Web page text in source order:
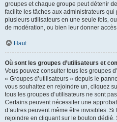
groupes et chaque groupe peut détenir
facilite les tâches aux administrateurs
plusieurs utilisateurs en une seule fois,
de modération, ou bien leur donner
Haut
Où sont les groupes d’utilisateurs et
Vous pouvez consulter tous les groupes
« Groupes d’utilisateurs » depuis le
vous souhaitez en rejoindre un, cliquez
tous les groupes d’utilisateurs ne sont
Certains peuvent nécessiter une
d’autres peuvent même être invisibles.
rejoindre en cliquant sur le bouton dédié.